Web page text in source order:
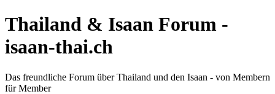
Thailand & Isaan Forum -
isaan-thai.ch
Das freundliche Forum über Thailand und den Isaan - von Membern
für Member